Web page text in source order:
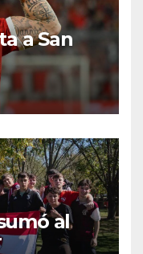
a San
al